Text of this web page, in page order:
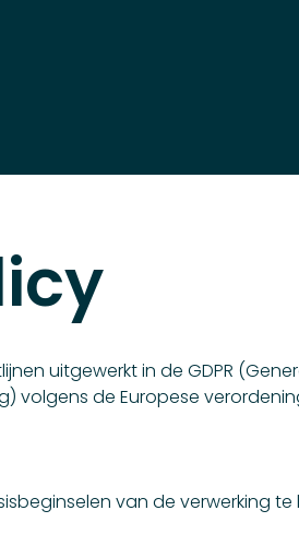
uitgewerkt in de GDPR
volgens de Europese
van de verwerking